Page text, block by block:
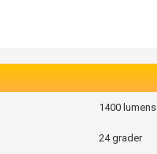
1400 lumens
24 grader